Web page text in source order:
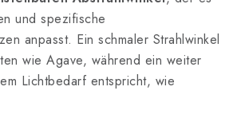
und spezifische
anpasst. Ein schmaler Strahlwinkel
wie Agave, während ein weiter
Lichtbedarf entspricht, wie